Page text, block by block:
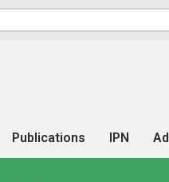
Publications IPN